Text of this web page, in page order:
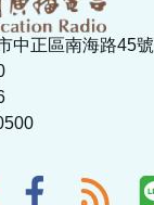
中正區南海路45號